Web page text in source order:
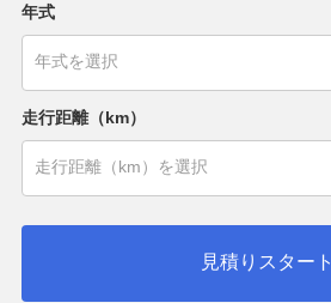
年式
走行距離（km）
見積りスタート